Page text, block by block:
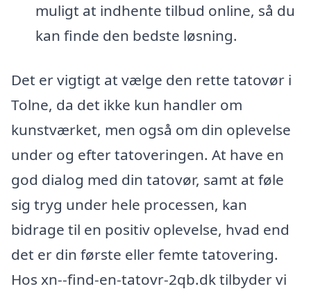
muligt at indhente tilbud online, så du
kan finde den bedste løsning.
Det er vigtigt at vælge den rette tatovør i
Tolne, da det ikke kun handler om
kunstværket, men også om din oplevelse
under og efter tatoveringen. At have en
god dialog med din tatovør, samt at føle
sig tryg under hele processen, kan
bidrage til en positiv oplevelse, hvad end
det er din første eller femte tatovering.
Hos xn--find-en-tatovr-2qb.dk tilbyder vi